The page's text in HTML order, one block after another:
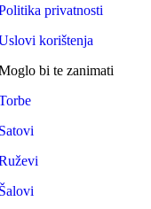
privatnosti
korištenja
bi te zanimati